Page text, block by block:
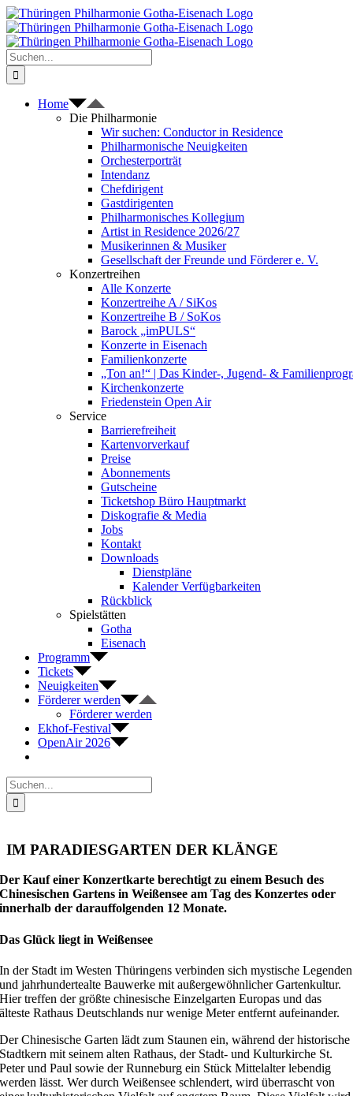
Zum
Inhalt
springen
Suche
nach:
Home
Die Philharmonie
Wir suchen: Conductor in Residence
Philharmonische Neuigkeiten
Orchesterporträt
Intendanz
Chefdirigent
Gastdirigenten
Philharmonisches Kollegium
Artist in Residence 2026/27
Musikerinnen & Musiker
Gesellschaft der Freunde und Förderer e. V.
Konzertreihen
Alle Konzerte
Konzertreihe A / SiKos
Konzertreihe B / SoKos
Barock „imPULS“
Konzerte in Eisenach
Familienkonzerte
„Ton an!“ | Das Kinder-, Jugend- &
Kirchenkonzerte
Friedenstein Open Air
Service
Barrierefreiheit
Kartenvorverkauf
Preise
Abonnements
Gutscheine
Ticketshop Büro Hauptmarkt
Diskografie & Media
Jobs
Kontakt
Downloads
Dienstpläne
Kalender Verfügbarkeiten
Rückblick
Spielstätten
Gotha
Eisenach
Programm
Tickets
Neuigkeiten
Förderer werden
Förderer werden
Ekhof-Festival
OpenAir 2026
Suche
nach:
IM PARADIESGARTEN DER KLÄNGE
Der Kauf einer Konzertkarte berechtigt zu einem Besuch des
Chinesischen Gartens in Weißensee am Tag des Konzertes oder
innerhalb der darauffolgenden 12 Monate.
Das Glück liegt in Weißensee
In der Stadt im Westen Thüringens verbinden sich mystische Legenden
und jahrhundertealte Bauwerke mit außergewöhnlicher Gartenkultur.
Hier treffen der größte chinesische Einzelgarten Europas und das
älteste Rathaus Deutschlands nur wenige Meter entfernt aufeinander.
Der Chinesische Garten lädt zum Staunen ein, während der historische
Stadtkern mit seinem alten Rathaus, der Stadt- und Kulturkirche St.
Peter und Paul sowie der Runneburg ein Stück Mittelalter lebendig
werden lässt. Wer durch Weißensee schlendert, wird überrascht von